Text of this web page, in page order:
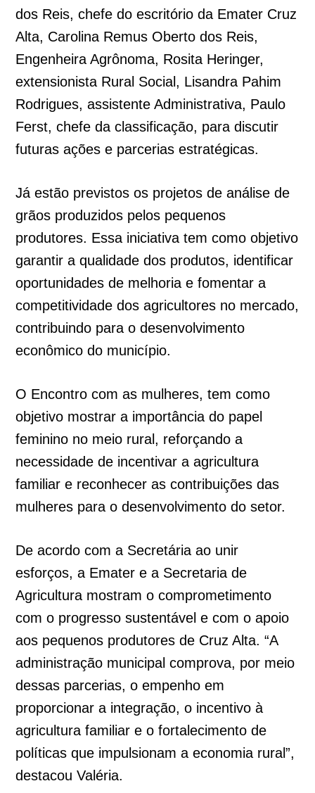
dos Reis, chefe do escritório da Emater Cruz
Alta, Carolina Remus Oberto dos Reis,
Engenheira Agrônoma, Rosita Heringer,
extensionista Rural Social, Lisandra Pahim
Rodrigues, assistente Administrativa, Paulo
Ferst, chefe da classificação, para discutir
futuras ações e parcerias estratégicas.
Já estão previstos os projetos de análise de
grãos produzidos pelos pequenos
produtores. Essa iniciativa tem como objetivo
garantir a qualidade dos produtos, identificar
oportunidades de melhoria e fomentar a
competitividade dos agricultores no mercado,
contribuindo para o desenvolvimento
econômico do município.
O Encontro com as mulheres, tem como
objetivo mostrar a importância do papel
feminino no meio rural, reforçando a
necessidade de incentivar a agricultura
familiar e reconhecer as contribuições das
mulheres para o desenvolvimento do setor.
De acordo com a Secretária ao unir
esforços, a Emater e a Secretaria de
Agricultura mostram o comprometimento
com o progresso sustentável e com o apoio
aos pequenos produtores de Cruz Alta. “A
administração municipal comprova, por meio
dessas parcerias, o empenho em
proporcionar a integração, o incentivo à
agricultura familiar e o fortalecimento de
políticas que impulsionam a economia rural”,
destacou Valéria.